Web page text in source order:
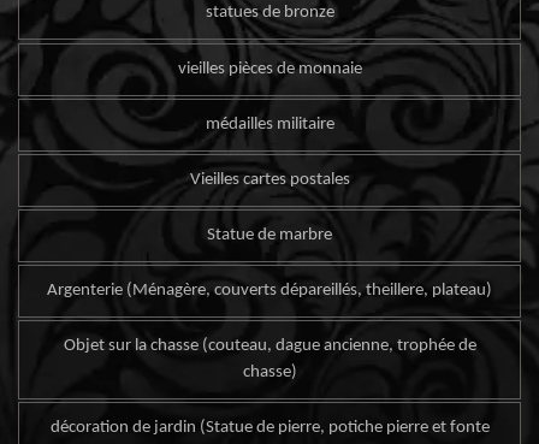
statues de bronze
vieilles pièces de monnaie
médailles militaire
Vieilles cartes postales
Statue de marbre
Argenterie (Ménagère, couverts dépareillés, theillere, plateau)
Objet sur la chasse (couteau, dague ancienne, trophée de
chasse)
décoration de jardin (Statue de pierre, potiche pierre et fonte